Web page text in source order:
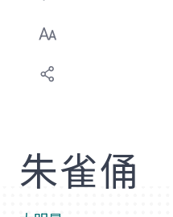
點
選
喜
朱雀俑